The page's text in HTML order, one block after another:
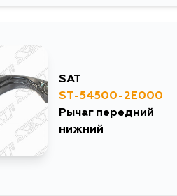
SAT
ST-54500-2E000
Рычаг передний
нижний